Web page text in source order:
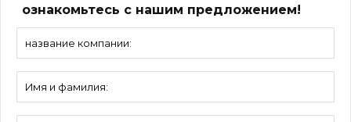
ознакомьтесь с нашим предложением!
Home/Продукты/Задвижки и ручки
ЗАДВИЖКИИ РУЧКИ